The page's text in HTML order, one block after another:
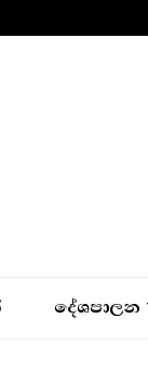
දේශපාලන